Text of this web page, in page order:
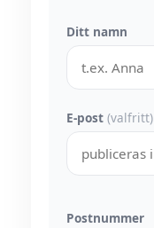
Ditt namn
E-post (valfritt)
Postnummer